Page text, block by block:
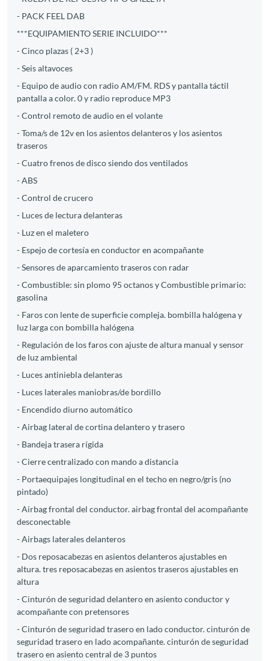
- PACK FEEL DAB
***EQUIPAMIENTO SERIE INCLUIDO***
- Cinco plazas ( 2+3 )
- Seis altavoces
- Equipo de audio con radio AM/FM. RDS y pantalla táctil
pantalla a color. 0 y radio reproduce MP3
- Control remoto de audio en el volante
- Toma/s de 12v en los asientos delanteros y los asientos
traseros
- Cuatro frenos de disco siendo dos ventilados
- ABS
- Control de crucero
- Luces de lectura delanteras
- Luz en el maletero
- Espejo de cortesía en conductor en acompañante
- Sensores de aparcamiento traseros con radar
- Combustible: sin plomo 95 octanos y Combustible primario:
gasolina
- Faros con lente de superficie compleja. bombilla halógena y
luz larga con bombilla halógena
- Regulación de los faros con ajuste de altura manual y sensor
de luz ambiental
- Luces antiniebla delanteras
- Luces laterales maniobras/de bordillo
- Encendido diurno automático
- Airbag lateral de cortina delantero y trasero
- Bandeja trasera rígida
- Cierre centralizado con mando a distancia
- Portaequipajes longitudinal en el techo en negro/gris (no
pintado)
- Airbag frontal del conductor. airbag frontal del acompañante
desconectable
- Airbags laterales delanteros
- Dos reposacabezas en asientos delanteros ajustables en
altura. tres reposacabezas en asientos traseros ajustables en
altura
- Cinturón de seguridad delantero en asiento conductor y
acompañante con pretensores
- Cinturón de seguridad trasero en lado conductor. cinturón de
seguridad trasero en lado acompañante. cinturón de seguridad
trasero en asiento central de 3 puntos